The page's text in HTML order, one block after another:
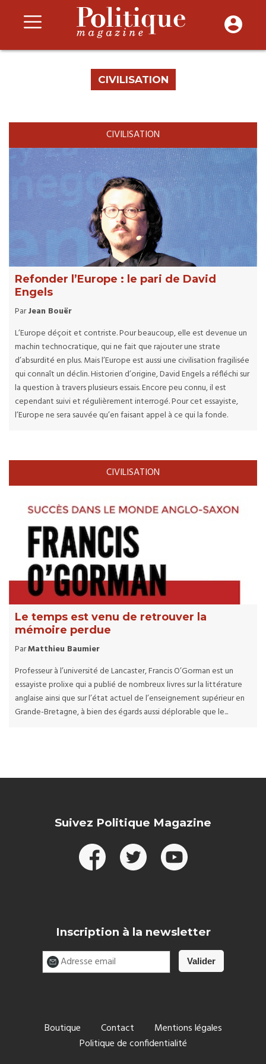
CIVILISATION
CIVILISATION
Refonder l’Europe : le pari de David
Engels
ParJean Bouër
L’Europe déçoit et contriste. Pour beaucoup, elle est devenue un
machin technocratique, qui ne fait que rajouter une strate
d’absurdité en plus. Mais l’Europe est aussi une civilisation fragilisée
qui connaît un déclin. Historien d’origine, David Engels a réfléchi sur
la question à travers plusieurs essais. Encore peu connu, il est
cependant suivi et régulièrement interrogé. Pour cet essayiste,
l’Europe ne sera sauvée qu’en faisant appel à ce qui la fonde.
CIVILISATION
Le temps est venu de retrouver la
mémoire perdue
ParMatthieu Baumier
Professeur à l’université de Lancaster, Francis O’Gorman est un
essayiste prolixe qui a publié de nombreux livres sur la littérature
anglaise ainsi que sur l’état actuel de l’enseignement supérieur en
Grande-Bretagne, à bien des égards aussi déplorable que le...
Suivez Politique Magazine
Inscription à la newsletter
Boutique Contact
Mentions légales
Politique de confidentialité